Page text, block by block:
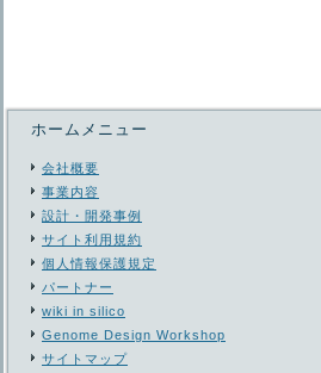
ホームメニュー
会社概要
事業内容
設計・開発事例
サイト利用規約
個人情報保護規定
パートナー
wiki in silico
Genome Design Workshop
サイトマップ